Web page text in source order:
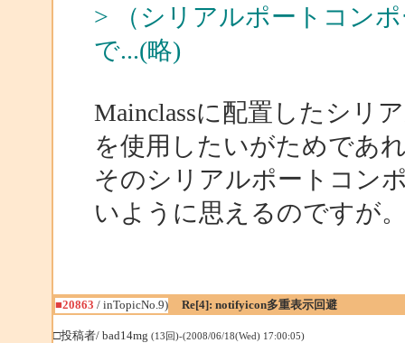
> （シリアルポートコン
で...(略)
Mainclassに配置したシリ
を使用したいがためであ
そのシリアルポートコン
いように思えるのですが
■20863 / inTopicNo.9) Re[4]: notifyicon多重表示回避
□投稿者/ bad14mg (13回)-(2008/06/18(Wed) 17:00:05)